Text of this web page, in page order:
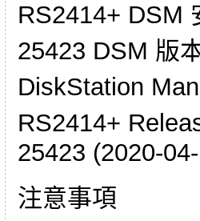
RS2414+ DSM
25423 DSM 版
DiskStation
RS2414+
25423 (2020-
注意事項